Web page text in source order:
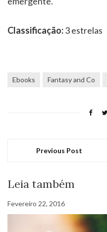
Classificação:3 estrelas
Ebooks Fantasy and Co
Previous Post
Leia também
Fevereiro 22, 2016